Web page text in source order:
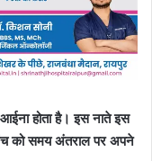
होता है। इस नाते इस
को समय अंतराल पर अपने